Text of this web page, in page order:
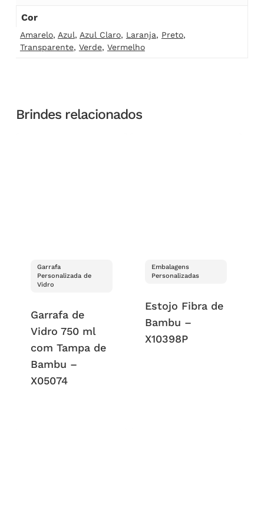
Cor
Amarelo, Azul, Azul Claro, Laranja, Preto,
Transparente, Verde, Vermelho
Brindes relacionados
Garrafa
Personalizada de
Vidro
Garrafa de
Vidro 750 ml
com Tampa de
Bambu –
X05074
Embalagens
Personalizadas
Estojo Fibra de
Bambu –
X10398P